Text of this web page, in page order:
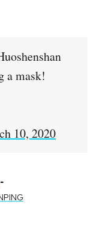
a mask!
10, 2020
-